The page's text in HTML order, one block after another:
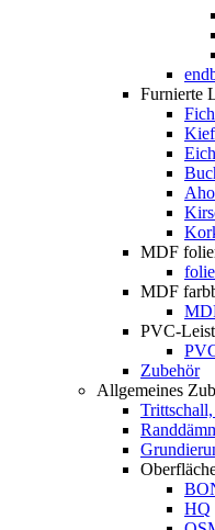
Furnierte
MDF
MDF
PVC-
Zubehör
Allgemeines
HQ